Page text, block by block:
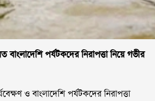
পর্যটকদের নিরাপত্তা নিয়ে গভীর
ও বাংলাদেশি পর্যটকদের নিরাপত্তা